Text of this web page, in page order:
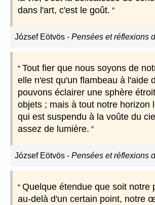
dans l'art, c'est le goût.
József Eötvös - Pensées et réflexions
Tout fier que nous soyons de
elle n'est qu'un flambeau à l'aide
pouvons éclairer une sphère
objets ; mais à tout notre horizon
qui est suspendu à la voûte du
assez de lumière.
József Eötvös - Pensées et réflexions
Quelque étendue que soit notre
au-delà d'un certain point, notre